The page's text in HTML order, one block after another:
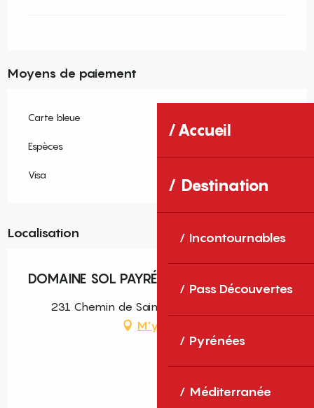
Accueil
Destination
Incontournables
Pass Découvertes
Pyrénées
Méditerranée
Moyens de paiement
Carte bleue
Espèces
Visa
Localisation
DOMAINE SOL PAYRÉ
231 Chemin de Saint-Martin, 66200 Elne
M'y rendre